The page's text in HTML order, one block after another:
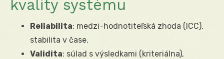
kvality systému
Reliabilita: medzi-hodnotiteľská zhoda (ICC),
stabilita v čase.
Validita: súlad s výsledkami (kriteriálna),